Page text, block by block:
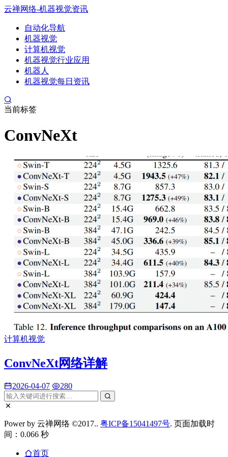
云禅网络-机器视觉资讯
自动化导航
机器视觉
计算机视觉
机器视觉行业应用
机器人
机器视觉每日资讯
当前标签
ConvNeXt
计算机视觉
ConvNeXt网络详解
2026-04-07 280
Power by 云禅网络 ©2017.. 粤ICP备15041497号. 页面加载时
间：0.066 秒
首页